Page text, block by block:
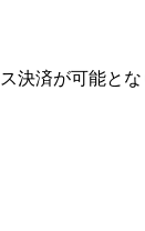
済が可能とな